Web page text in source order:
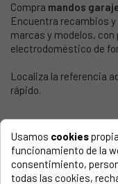
Compra mandos
Encuentra recambios
marcas y modelos,
electrodoméstico de
Localiza la referencia
rápido.
PRODUCTOS
Usamos cookies
funcionamiento de la
consentimiento,
todas las cookies,